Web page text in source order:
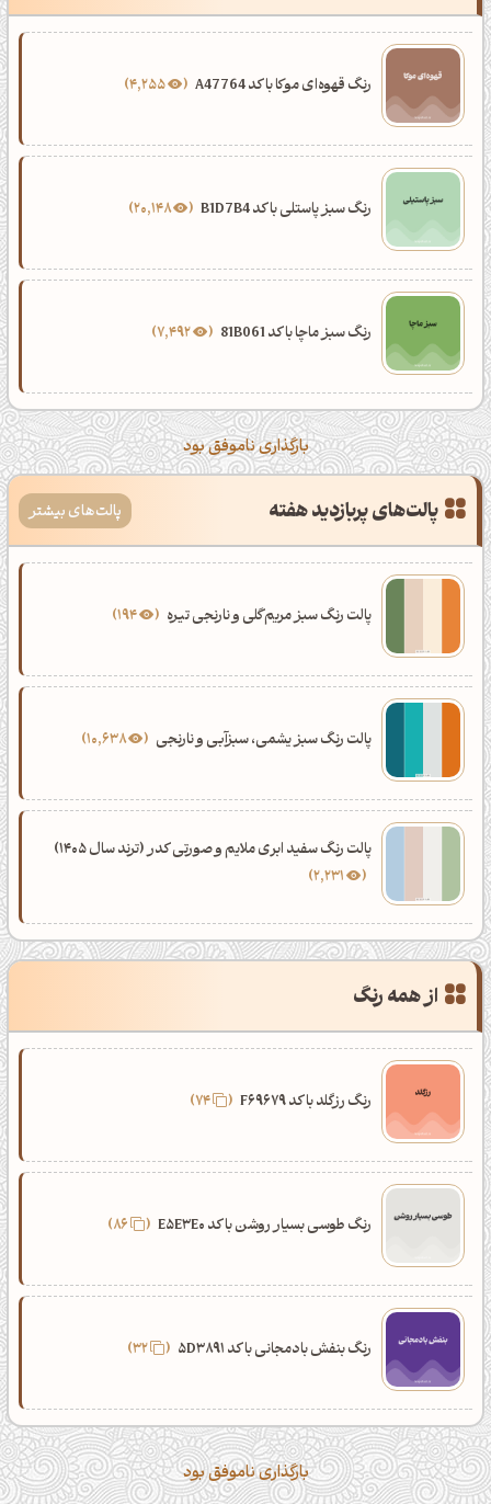
رنگ قهوه‌ای موکا با کد A47764 4,255
رنگ سبز پاستلی با کد B1D7B4 20,148
رنگ سبز ماچا با کد 81B061 7,492
بارگذاری ناموفق بود
پالت‌های پربازدید هفته پالت‌های بیشتر
پالت رنگ سبز مریم‌گلی و نارنجی تیره 194
پالت رنگ سبز یشمی، سبزآبی و نارنجی 10,638
پالت رنگ سفید ابری ملایم و صورتی کدر (ترند سال 1405)
از همه رنگ
رنگ رزگلد با کد F69679 74
رنگ طوسی بسیار روشن با کد E5E3E0
رنگ بنفش بادمجانی با کد 5D3891 32
بارگذاری ناموفق بود